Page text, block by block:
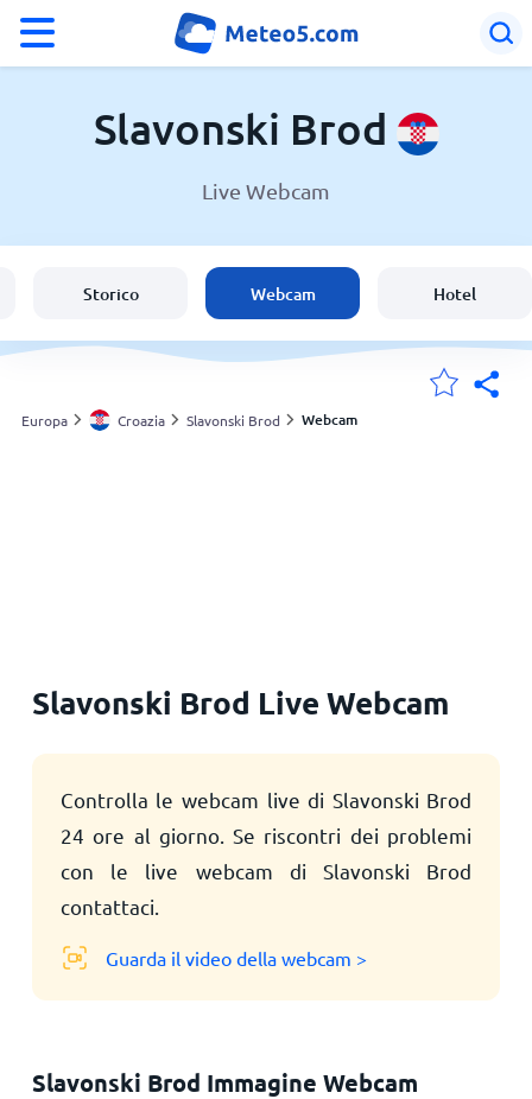
Meteo a Slavonski Brod
Italia
Svizzera
Slavonski Brod
Live Webcam
Storico Webcam Hotel
Europa Croazia Slavonski Brod Webcam
Slavonski Brod Live Webcam
Controlla le webcam live di Slavonski Brod
24 ore al giorno. Se riscontri dei problemi
con le live webcam di Slavonski Brod
contattaci.
Guarda il video della webcam >
Slavonski Brod Immagine Webcam